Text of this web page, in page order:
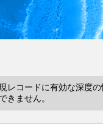
レコードに有効な深度
きません。